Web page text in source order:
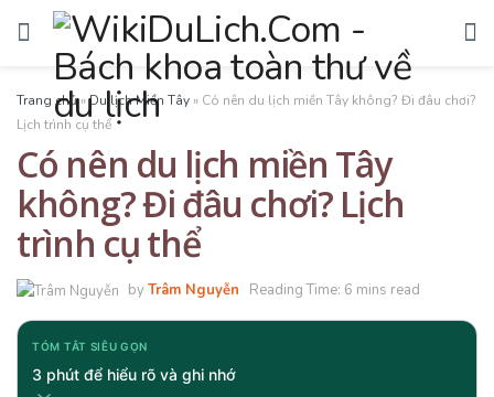
Trang chủ»Du lịch Miền Tây » Có nên du lịch miền Tây không? Đi đâu chơi?
Lịch trình cụ thể
Có nên du lịch miền Tây
không? Đi đâu chơi? Lịch
trình cụ thể
byTrâm Nguyễn Reading Time: 6 mins read
TÓM TẮT SIÊU GỌN
3 phút để hiểu rõ và ghi nhớ